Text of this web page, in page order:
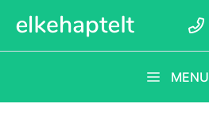
naar
de
MENU